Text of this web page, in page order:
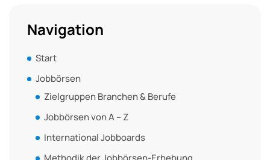
Navigation
Start
Jobbörsen
Zielgruppen Branchen & Berufe
Jobbörsen von A – Z
International Jobboards